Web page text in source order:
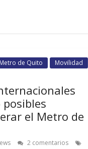
de Quito
Movilidad
el Metro de
2 comentarios